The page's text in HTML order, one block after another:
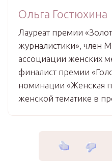
Ольга Гостюхина
Лауреат премии
журналистики», член
ассоциации женских
финалист премии
номинации «Женская
женской тематике в